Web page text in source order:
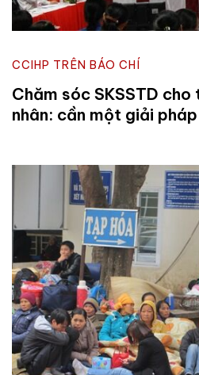
CCIHP TRÊN BÁO CHÍ
Chăm sóc SKSSTD cho
nhân: cần một giải